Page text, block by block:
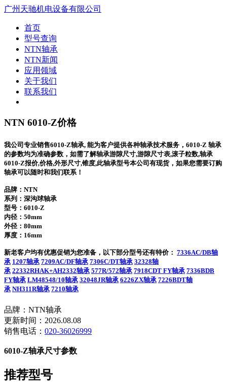
广州天驰机电设备有限公司
首页
型号查询
NTN轴承
NTN新闻
应用领域
关于我们
联系我们
NTN 6010-Z价格
我公司专业销售6010-Z轴承, 能为客户提供各种轴承技术服务，6010-Z 轴承
的参数均为准确参数，如需了解轴承游隙尺寸,游隙尺寸表,滚子粒数,轴承
6010-Z报价,价格,外形尺寸,锥度,此轴承型号本公司有现货，如果您需要订购
轴承可以随时和我们联系！
品牌：NTN
系列：深沟球轴承
型号： 6010-Z
内径：50mm
外径：80mm
厚度：16mm
新老客户均有优惠促销为您准备，以下部分型号还有特价： 7336AC/DB轴
承 1207轴承 7209AC/DF轴承 7306C/DT轴承 32328轴
承 22332RHAK+AH2332轴承 577R/572轴承 7918CDT FY轴承 7336BDB
FY轴承 LM48548/10轴承 32048JR轴承 6226ZX轴承 7226BDT轴
承 NH311R轴承 7210轴承
品牌：NTN轴承
更新时间：2026.08.08
销售电话： 020-36026999
6010-Z轴承尺寸参数
推荐型号